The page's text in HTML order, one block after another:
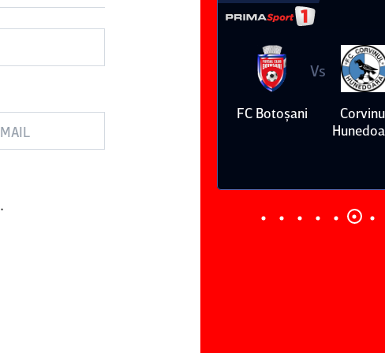
FC Botoşani
Vs
Sepsi OSK Sf
Vs
FCSB